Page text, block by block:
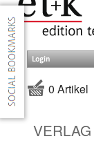
Login
0 Artikel
VERLAG